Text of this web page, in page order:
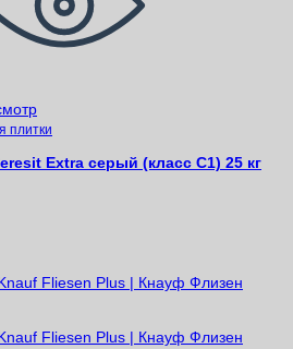
плитки
Extra серый (класс С1) 25 кг